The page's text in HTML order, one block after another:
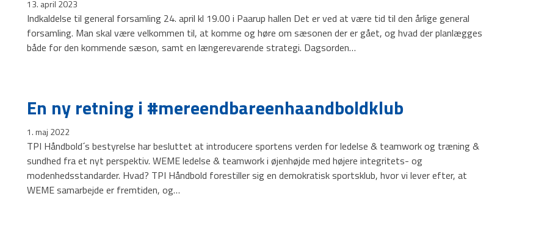
13. april 2023
Indkaldelse til general forsamling 24. april kl 19.00 i Paarup hallen Det er ved at være tid til den årlige general
forsamling. Man skal være velkommen til, at komme og høre om sæsonen der er gået, og hvad der planlægges
både for den kommende sæson, samt en længerevarende strategi. Dagsorden…
En ny retning i #mereendbareenhaandboldklub
1. maj 2022
TPI Håndbold´s bestyrelse har besluttet at introducere sportens verden for ledelse & teamwork og træning &
sundhed fra et nyt perspektiv. WEME ledelse & teamwork i øjenhøjde med højere integritets- og
modenhedsstandarder. Hvad? TPI Håndbold forestiller sig en demokratisk sportsklub, hvor vi lever efter, at
WEME samarbejde er fremtiden, og…